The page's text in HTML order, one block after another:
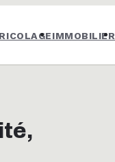
IMMOBILIER